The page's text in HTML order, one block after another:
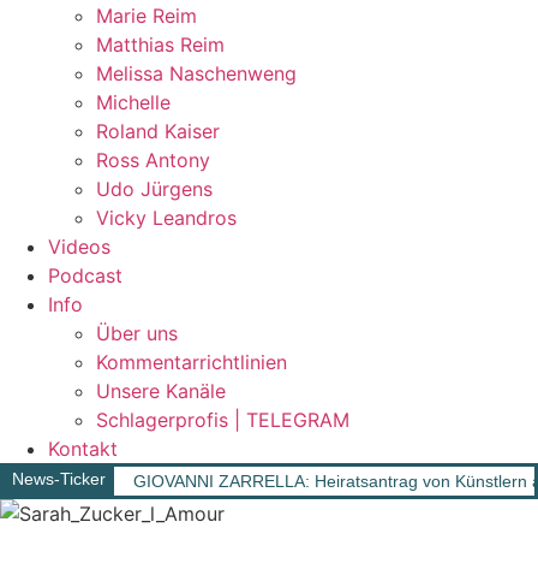
Marie Reim
Matthias Reim
Melissa Naschenweng
Michelle
Roland Kaiser
Ross Antony
Udo Jürgens
Vicky Leandros
Videos
Podcast
Info
Über uns
Kommentarrichtlinien
Unsere Kanäle
Schlagerprofis | TELEGRAM
Kontakt
News-Ticker GIOVANNI ZARRELLA: Heiratsantrag von